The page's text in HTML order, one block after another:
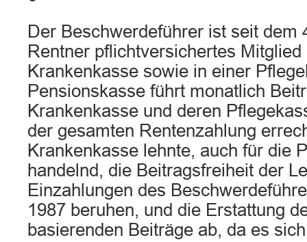
Der Beschwerdeführer ist seit dem
Rentner pflichtversichertes
Krankenkasse sowie in einer
Pensionskasse führt monatlich
Krankenkasse und deren
der gesamten Rentenzahlung
Krankenkasse lehnte, auch für die
handelnd, die Beitragsfreiheit der
Einzahlungen des
1987 beruhen, und die Erstattung
basierenden Beiträge ab, da es